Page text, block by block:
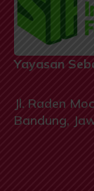
Yayasan
Jl. Raden
Bandung,